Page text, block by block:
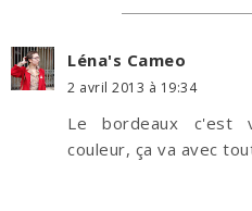
Léna's Cameo
2 avril 2013 à 19:34
Le bordeaux c'est
couleur, ça va avec